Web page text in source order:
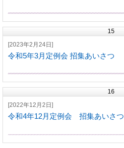
15
[2023年2月24日]
令和5年3月定例会 招集あいさつ
16
[2022年12月2日]
令和4年12月定例会 招集あいさつ